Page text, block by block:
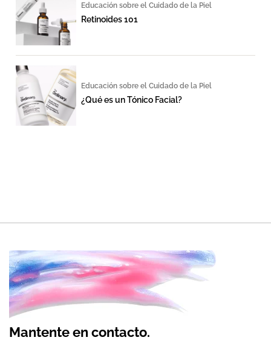
Educación sobre el Cuidado de la Piel
Retinoides 101
Educación sobre el Cuidado de la Piel
¿Qué es un Tónico Facial?
Mantente en contacto.